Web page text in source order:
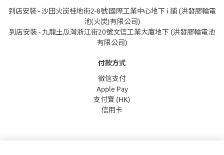
到店安裝 - 沙田火炭桂地街2-8號 國際工業中心地下 i 鋪 (洪發膠輪電
池(火炭)有限公司)
到店安裝 - 九龍土瓜灣浙江街20號文信工業大廈地下 (洪發膠輪電池
有限公司)
付款方式
微信支付
Apple Pay
支付寶 (HK)
信用卡